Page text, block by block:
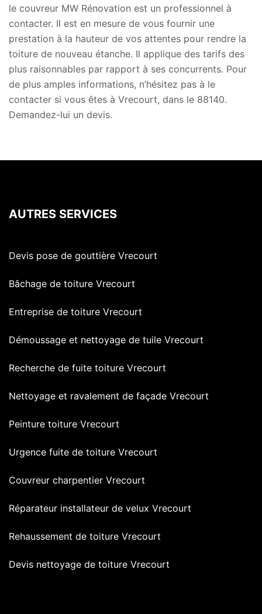
le couvreur MW Rénovation est un professionnel à
contacter. Il est en mesure de vous fournir une
prestation à la hauteur de vos attentes pour rendre la
toiture de nouveau étanche. Il applique des tarifs des
plus raisonnables par rapport à ses concurrents. Pour
de plus amples informations, n’hésitez pas à le
contacter si vous êtes à Vrecourt, dans le 88140.
Demandez-lui un devis.
AUTRES SERVICES
Devis pose de gouttière Vrecourt
Bâchage de toiture Vrecourt
Entreprise de toiture Vrecourt
Démoussage et nettoyage de tuile Vrecourt
Recherche de fuite toiture Vrecourt
Nettoyage et ravalement de façade Vrecourt
Peinture toiture Vrecourt
Urgence fuite de toiture Vrecourt
Couvreur charpentier Vrecourt
Réparateur installateur de velux Vrecourt
Rehaussement de toiture Vrecourt
Devis nettoyage de toiture Vrecourt